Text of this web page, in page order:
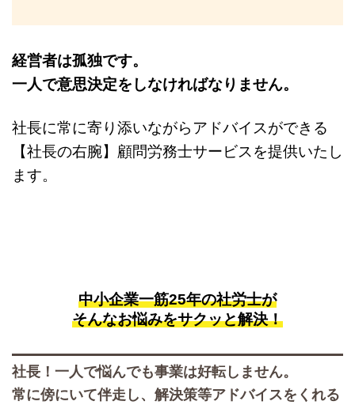
経営者は孤独です。
一人で意思決定をしなければなりません。
社長に常に寄り添いながらアドバイスができる
【社長の右腕】顧問労務士サービスを提供いたし
ます。
中小企業一筋25年の社労士が
そんなお悩みをサクッと解決！
社長！一人で悩んでも事業は好転しません。
常に傍にいて伴走し、解決策等アドバイスをくれる